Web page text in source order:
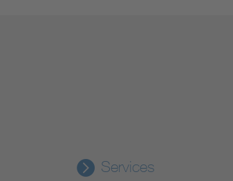
Services